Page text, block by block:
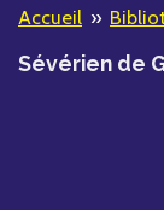
Accueil »
Sévérien de